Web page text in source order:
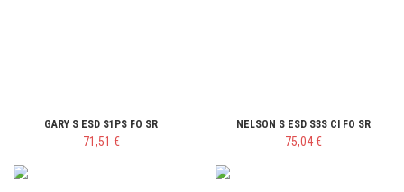
GARY S ESD S1PS FO SR
71,51 €
NELSON S ESD S3S CI FO SR
75,04 €